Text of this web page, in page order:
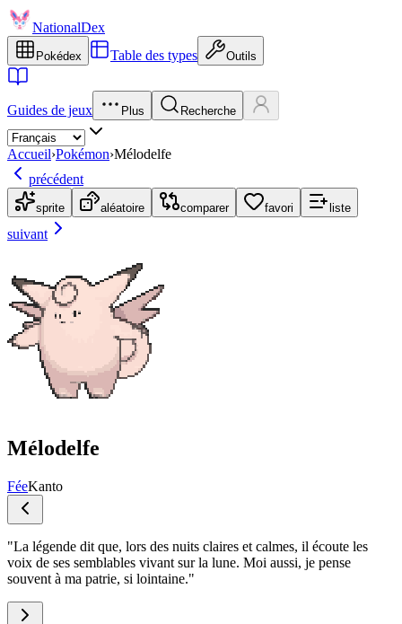
NationalDex
Pokédex Table des types Outils
Guides de jeux Plus Recherche
Accueil›Pokémon›Mélodelfe
précédent
sprite aléatoire comparer favori liste
suivant
Mélodelfe
FéeKanto
"La légende dit que, lors des nuits claires et calmes, il écoute les
voix de ses semblables vivant sur la lune. Moi aussi, je pense
souvent à ma patrie, si lointaine."